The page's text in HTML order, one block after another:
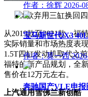
从2019款至2021款，福
实际销量和市场热度表
1.5T四缸发动机取代之
福特的新产品规划，全
售价在12万元左右。
上汽通用雪佛兰新创酷
作者：徐辉 2026-
宝马新世代iX3
作者：莫一西
奔驰国产VLE申报